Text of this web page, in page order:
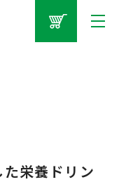
栄養ドリン